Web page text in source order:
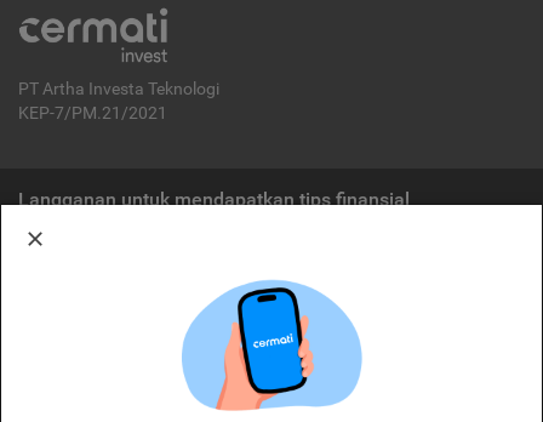
PT Artha Investa Teknologi
KEP-7/PM.21/2021
Langganan untuk mendapatkan tips finansial
Cermati merupakan penyelenggara agregasi jasa keuangan yang terdaftar di
OJK. Oleh karena itu, produk dan/atau layanan jasa keuangan yang
ditawarkan bukan merupakan produk dan/atau layanan jasa keuangan yang
diterbitkan oleh Cermati dan Cermati tidak bertanggung jawab atas tuntutan